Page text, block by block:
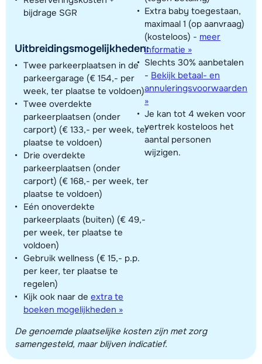
bijdrage SGR
Uitbreidingsmogelijkheden:
Twee parkeerplaatsen in de
parkeergarage (€ 154,- per
week, ter plaatse te voldoen)
Twee overdekte
parkeerplaatsen (onder
carport) (€ 133,- per week, ter
plaatse te voldoen)
Drie overdekte
parkeerplaatsen (onder
carport) (€ 168,- per week, ter
plaatse te voldoen)
Eén onoverdekte
parkeerplaats (buiten) (€ 49,-
per week, ter plaatse te
voldoen)
Gebruik wellness (€ 15,- p.p.
per keer, ter plaatse te
regelen)
Kijk ook naar de extra te
boeken mogelijkheden »
Extra baby toegestaan,
maximaal 1 (op aanvraag)
(kosteloos) - meer
informatie »
Slechts 30% aanbetalen
- Bekijk betaal- en
annuleringsvoorwaarden
»
Je kan tot 4 weken voor
vertrek kosteloos het
aantal personen
wijzigen.
De genoemde plaatselijke kosten zijn met zorg
samengesteld, maar blijven indicatief.